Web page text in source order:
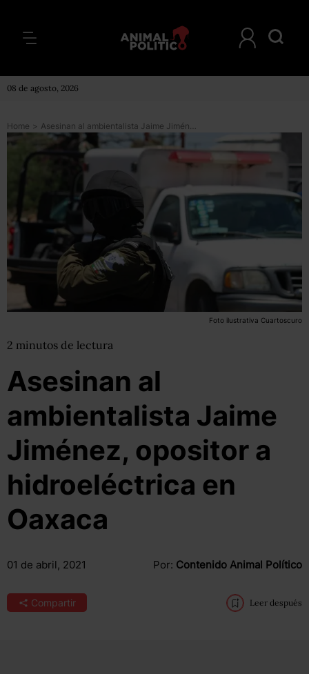
08 de agosto, 2026
Home > Asesinan al ambientalista Jaime Jiménez, opositor a hidroeléctrica en Oaxaca
Foto ilustrativa Cuartoscuro
2 minutos de lectura
Asesinan al
ambientalista Jaime
Jiménez, opositor a
hidroeléctrica en
Oaxaca
01 de abril, 2021 Por: Contenido Animal Político
Compartir Leer después